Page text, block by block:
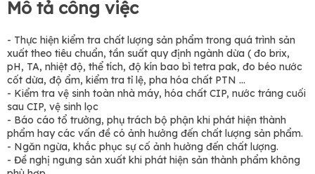
Mô tả công việc
- Thực hiện kiểm tra chất lượng sản phẩm trong quá trình sản
xuất theo tiêu chuẩn, tần suất quy định ngành dừa ( đo brix,
pH, TA, nhiệt độ, thể tích, độ kín bao bì tetra pak, đo béo nước
cốt dừa, độ ẩm, kiểm tra tỉ lệ, pha hóa chất PTN …
- Kiểm tra vệ sinh toàn nhà máy, hóa chất CIP, nước tráng cuối
sau CIP, vệ sinh lọc
- Báo cáo tổ trưởng, phụ trách bộ phận khi phát hiện thành
phẩm hay các vấn đề có ảnh hưởng đến chất lượng sản phẩm.
- Ngăn ngừa, khắc phục sự cố ảnh hưởng đến chất lượng.
- Đề nghị ngưng sản xuất khi phát hiện sản thành phẩm không